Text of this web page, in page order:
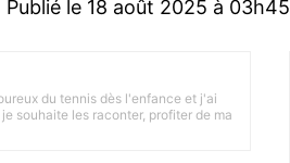
Publié le 18 août 2025 à 03h45
du tennis dès l'enfance et j'ai
souhaite les raconter, profiter de ma